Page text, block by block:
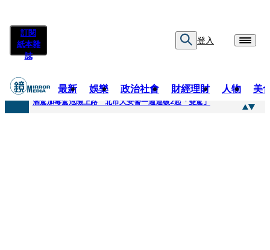
訂閱
紙本雜
誌
登入
最新 娛樂 政治社會 財經理財 人物 美
快訊
酒駕加毒駕危險上路 北市大安警一週連破2起「雙駕」